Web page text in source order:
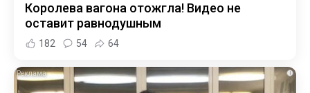
Королева вагона отожгла! Видео не
оставит равнодушным
182 54 64
i